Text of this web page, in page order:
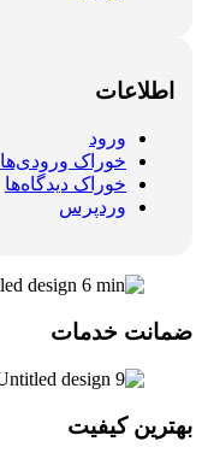
اطلاعات
ورود
خوراک ورودی‌ها
خوراک دیدگاه‌ها
وردپرس
ضمانت خدمات
بهترین کیفیت